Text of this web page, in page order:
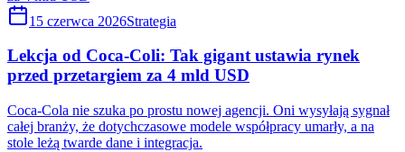
15 czerwca 2026Strategia
Lekcja od Coca-Coli: Tak gigant ustawia rynek
przed przetargiem za 4 mld USD
Coca-Cola nie szuka po prostu nowej agencji. Oni wysyłają sygnał
całej branży, że dotychczasowe modele współpracy umarły, a na
stole leżą twarde dane i integracja.